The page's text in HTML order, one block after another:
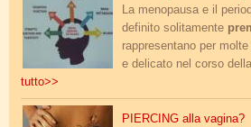
La menopausa e il
definito solitamente
rappresentano per
e delicato nel corso
tutto>>
piercing_vagina.jpgPIERCING alla vagina?